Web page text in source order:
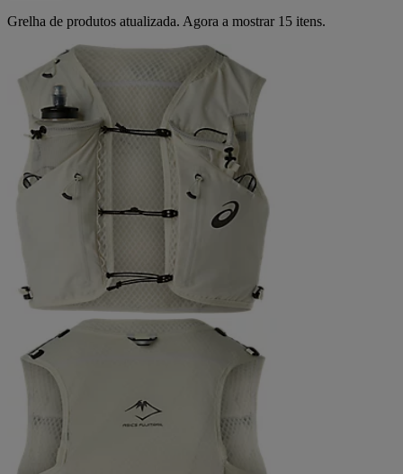
Grelha de produtos atualizada. Agora a mostrar 15 itens.